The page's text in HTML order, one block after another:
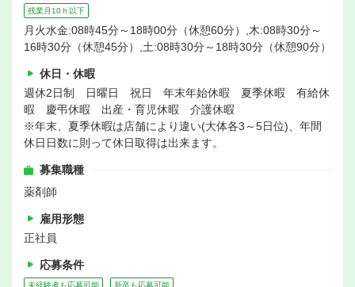
残業月10ｈ以下
月火水金:08時45分～18時00分（休憩60分）,木:08時30分～
16時30分（休憩45分）,土:08時30分～18時30分（休憩90分）
休日・休暇
週休2日制 日曜日 祝日 年末年始休暇 夏季休暇 有給休
暇 慶弔休暇 出産・育児休暇 介護休暇
※年末、夏季休暇は店舗により違い(大体各3～5日位)、年間
休日日数に則って休日取得は出来ます。
募集職種
薬剤師
雇用形態
正社員
応募条件